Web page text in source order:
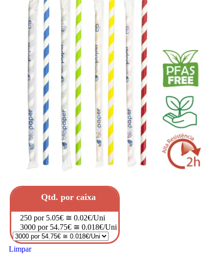
Qtd. por caixa
250 por 5.05€ ≅ 0.02€/Uni
3000 por 54.75€ ≅ 0.018€/Uni
Limpar